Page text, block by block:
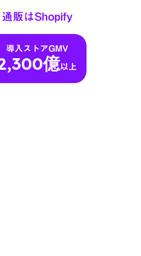
販はShopify
導入ストアGMV
億以上